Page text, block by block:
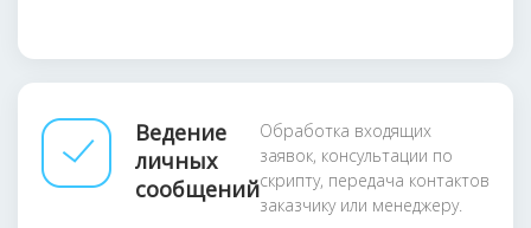
Ведение
личных
сообщений
Обработка входящих
заявок, консультации по
скрипту, передача контактов
заказчику или менеджеру.